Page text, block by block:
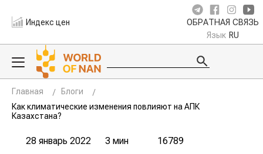
Индекс цен ОБРАТНАЯ СВЯЗЬ
Язык RU
Главная
Блоги
Как климатические изменения повлияют на АПК
Казахстана?
28 январь 2022 3 мин
16789